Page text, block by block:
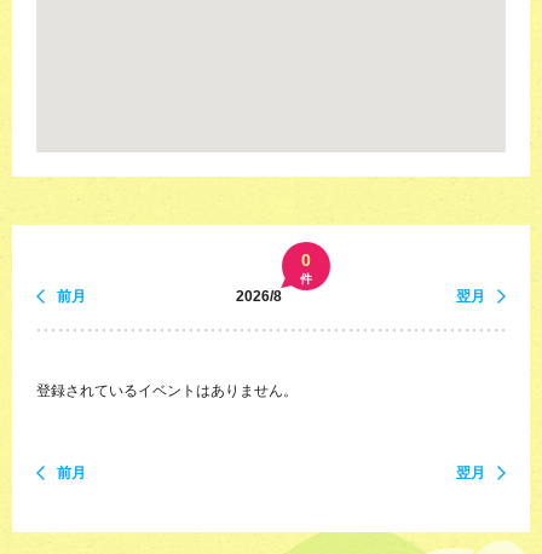
前月 2026/8
0
件
翌月
登録されているイベントはありません。
前月 翌月